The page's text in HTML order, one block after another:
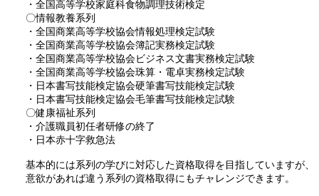
・全国高等学校家庭科食物調理技術検定
〇情報教養系列
・全国商業高等学校協会情報処理検定試験
・全国商業高等学校協会簿記実務検定試験
・全国商業高等学校協会ビジネス文書実務検定試験
・全国商業高等学校協会珠算・電卓実務検定試験
・日本書写技能検定協会硬筆書写技能検定試験
・日本書写技能検定協会毛筆書写技能検定試験
〇健康福祉系列
・介護職員初任者研修の終了
・日本赤十字救急法
基本的には系列の学びに対応した資格取得を目指していますが、
意欲があれば違う系列の資格取得にもチャレンジできます。